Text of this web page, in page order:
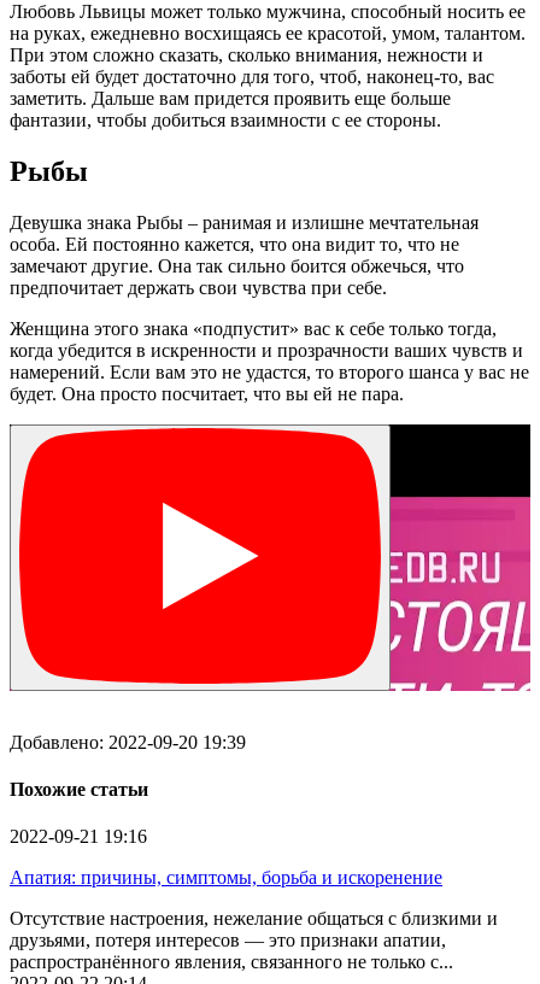
Любовь Львицы может только мужчина, способный носить ее
на руках, ежедневно восхищаясь ее красотой, умом, талантом.
При этом сложно сказать, сколько внимания, нежности и
заботы ей будет достаточно для того, чтоб, наконец-то, вас
заметить. Дальше вам придется проявить еще больше
фантазии, чтобы добиться взаимности с ее стороны.
Рыбы
Девушка знака Рыбы – ранимая и излишне мечтательная
особа. Ей постоянно кажется, что она видит то, что не
замечают другие. Она так сильно боится обжечься, что
предпочитает держать свои чувства при себе.
Женщина этого знака «подпустит» вас к себе только тогда,
когда убедится в искренности и прозрачности ваших чувств и
намерений. Если вам это не удастся, то второго шанса у вас не
будет. Она просто посчитает, что вы ей не пара.
Добавлено: 2022-09-20 19:39
Похожие статьи
2022-09-21 19:16
Апатия: причины, симптомы, борьба и искоренение
Отсутствие настроения, нежелание общаться с близкими и
друзьями, потеря интересов — это признаки апатии,
распространённого явления, связанного не только с...